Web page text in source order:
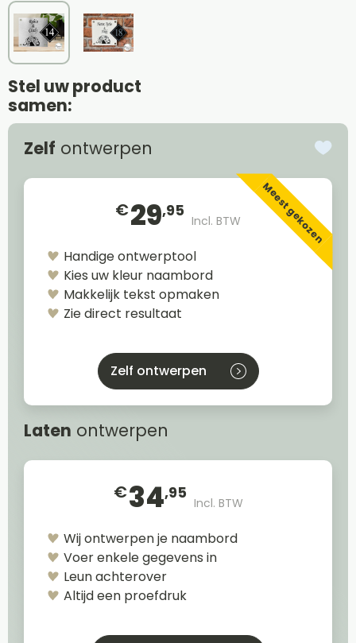
Stel uw product
samen:
Zelf ontwerpen
€29,95
Incl. BTW Meest gekozen
Handige ontwerptool
Kies uw kleur naambord
Makkelijk tekst opmaken
Zie direct resultaat
Zelf ontwerpen
Laten ontwerpen
€34,95
Incl. BTW
Wij ontwerpen je naambord
Voer enkele gegevens in
Leun achterover
Altijd een proefdruk